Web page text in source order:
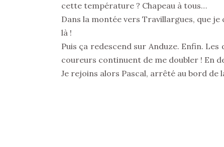
cette température ? Chapeau à tous…
Dans la montée vers Travillargues, que
là !
Puis ça redescend sur Anduze. Enfin.
coureurs continuent de me doubler ! En
Je rejoins alors Pascal, arrêté au bord de